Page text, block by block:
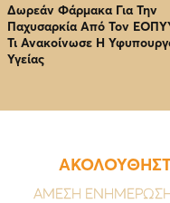
Δωρεάν Φάρμακα Για Την
Παχυσαρκία Από Τον
Τι Ανακοίνωσε Η
Υγείας
ΑΜΕΣΗ